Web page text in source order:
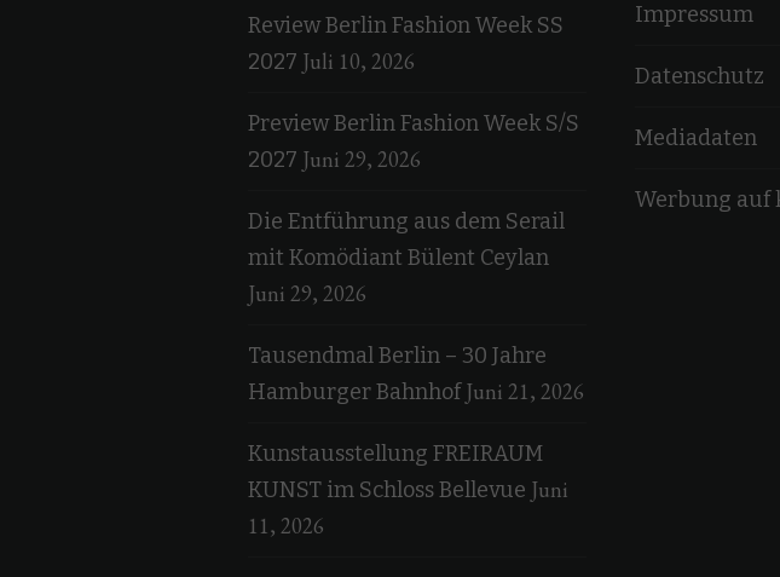
Review Berlin Fashion Week SS
2027 Juli 10, 2026
Preview Berlin Fashion Week S/S
2027 Juni 29, 2026
Die Entführung aus dem Serail
mit Komödiant Bülent Ceylan
Juni 29, 2026
Tausendmal Berlin – 30 Jahre
Hamburger Bahnhof Juni 21, 2026
Kunstausstellung FREIRAUM
KUNST im Schloss Bellevue Juni
11, 2026
Impressum
Datenschutz
Mediadaten
Werbung